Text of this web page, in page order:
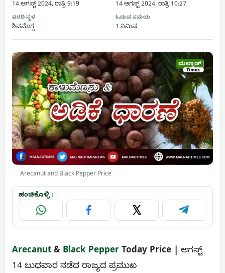
14 ಆಗಸ್ಟ್ 2024, ರಾತ್ರಿ 9:19 14 ಆಗಸ್ಟ್ 2024, ರಾತ್ರಿ 10:27
ವರದಿ ಸ್ಥಳ
ಶಿವಮೊಗ್ಗ
ಓದುವ ಸಮಯ
1 ನಿಮಿಷ
Arecanut and Black Pepper Price
ಹಂಚಿಕೊಳ್ಳಿ :
WhatsApp Facebook X Telegram
Arecanut & Black Pepper Today Price |
ಆಗಸ್ಟ್‌
14 ಬುಧವಾರ ನಡೆದ ರಾಜ್ಯದ ಪ್ರಮುಖ